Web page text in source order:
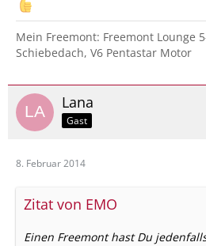
Mein Freemont: Freemont Lounge
Schiebedach, V6 Pentastar Motor
Lana
Gast
8. Februar 2014
Zitat von EMO
Einen Freemont hast Du